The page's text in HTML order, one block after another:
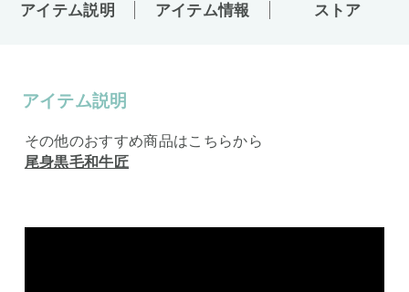
アイテム説明 アイテム情報 ストア
アイテム説明
その他のおすすめ商品はこちらから
尾身黒毛和牛匠